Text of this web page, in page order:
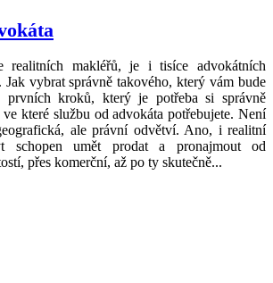
realitních makléřů, je i tisíce advokátních
Jak vybrat správně takového, který vám bude
prvních kroků, který je potřeba si správně
které službu od advokáta potřebujete. Není
ale právní odvětví. Ano, i realitní
umět prodat a pronajmout od
přes komerční, až po ty skutečně...